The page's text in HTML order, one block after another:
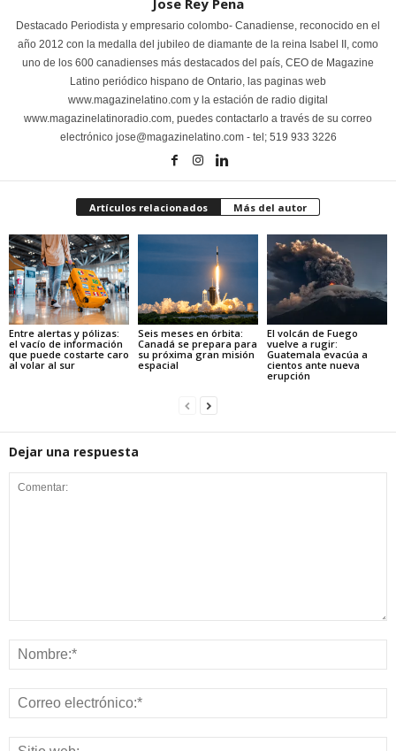
Jose Rey Pena
Destacado Periodista y empresario colombo- Canadiense, reconocido en el
año 2012 con la medalla del jubileo de diamante de la reina Isabel II, como
uno de los 600 canadienses más destacados del país, CEO de Magazine
Latino periódico hispano de Ontario, las paginas web
www.magazinelatino.com y la estación de radio digital
www.magazinelatinoradio.com, puedes contactarlo a través de su correo
electrónico jose@magazinelatino.com - tel; 519 933 3226
Artículos relacionados Más del autor
Entre alertas y pólizas:
el vacío de información
que puede costarte caro
al volar al sur
Seis meses en órbita:
Canadá se prepara para
su próxima gran misión
espacial
El volcán de Fuego
vuelve a rugir:
Guatemala evacúa a
cientos ante nueva
erupción
Dejar una respuesta